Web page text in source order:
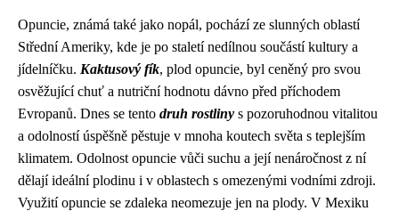
Opuncie, známá také jako nopál, pochází ze slunných oblastí
Střední Ameriky, kde je po staletí nedílnou součástí kultury a
jídelníčku. Kaktusový fík, plod opuncie, byl ceněný pro svou
osvěžující chuť a nutriční hodnotu dávno před příchodem
Evropanů. Dnes se tento druh rostliny s pozoruhodnou vitalitou
a odolností úspěšně pěstuje v mnoha koutech světa s teplejším
klimatem. Odolnost opuncie vůči suchu a její nenáročnost z ní
dělají ideální plodinu i v oblastech s omezenými vodními zdroji.
Využití opuncie se zdaleka neomezuje jen na plody. V Mexiku